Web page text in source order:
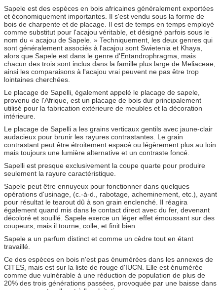
Sapele est des espèces en bois africaines généralement exportées
et économiquement importantes. Il s'est vendu sous la forme de
bois de charpente et de placage. Il est de temps en temps employé
comme substitut pour l'acajou véritable , et désigné parfois sous le
nom du « acajou de Sapele. » Techniquement, les deux genres qui
sont généralement associés à l'acajou sont Swietenia et Khaya
alors que Sapele est dans le genre d'Entandrophragma, mais
chacun des trois sont inclus dans la famille plus large de Meliaceae,
ainsi les comparaisons à l'acajou vrai peuvent ne pas être trop
lointaines cherchées.
Le placage de Sapelli, également appelé le placage de sapele,
provenu de l'Afrique, est un placage de bois dur principalement
utilisé pour la fabrication extérieure de meubles et la décoration
intérieure.
Le placage de Sapelli a les grains verticaux gentils avec jaune-clair
audacieux pour brunir les rayures contrastantes. Le grain
contrastant peut être étroitement espacé ou légèrement plus au loin
mais toujours une lumière alternative et un contraste foncé.
Sapelli est presque exclusivement la coupe quarte pour produire
seulement la rayure caractéristique.
Sapele peut être ennuyeux pour fonctionner dans quelques
opérations d'usinage, (c.-à-d., rabotage, acheminement, etc.), ayant
pour résultat le tearout dû à son grain enclenché. Il réagira
également quand mis dans le contact direct avec du fer, devenant
décoloré et souillé. Sapele exerce un léger effet émoussant sur des
coupeurs, mais il tourne, colle, et finit bien.
Sapele a un parfum distinct et comme un cèdre tout en étant
travaillé.
Ce des espèces en bois n'est pas énumérées dans les annexes de
CITES, mais est sur la liste de rouge d'IUCN. Elle est énumérée
comme due vulnérable à une réduction de population de plus de
20% des trois générations passées, provoquée par une baisse dans